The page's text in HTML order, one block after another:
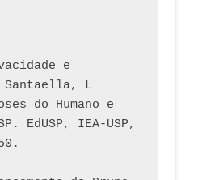
e
L
do Humano e
EdUSP, IEA-USP,